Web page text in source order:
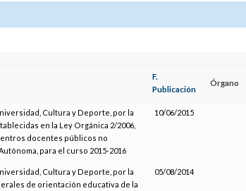
F.
Publicación
Órgano
Cultura y Deporte, por la
en la Ley Orgánica 2/2006,
docentes públicos no
para el curso 2015-2016
10/06/2015
Cultura y Deporte, por la
de orientación educativa de la
05/08/2014